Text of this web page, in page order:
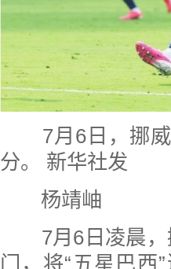
7月6日，挪威
分。 新华社发
杨靖岫
7月6日凌晨，
门，将“五星巴西